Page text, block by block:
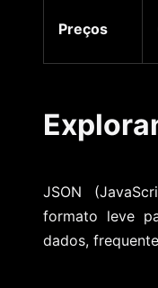
Preços
JSON
formato leve
dados,